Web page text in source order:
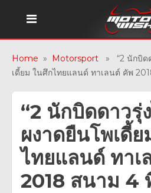
Home » Motorsport » “2 นักบิด
เดี้ยม ในศึกไทยแลนด์ ทาเลนต์ คัพ
“2 นักบิดดาวรุ่
ผงาดยืนโพเดี้
ไทยแลนด์ ทาเ
2018 สนาม 4